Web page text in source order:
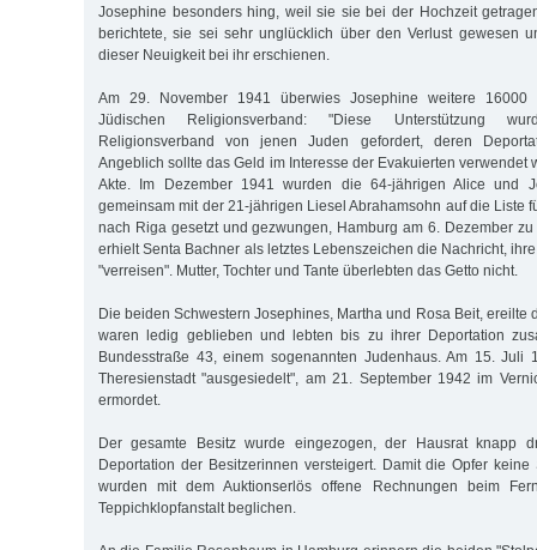
Josephine besonders hing, weil sie sie bei der Hochzeit
berichtete, sie sei sehr unglücklich über den Verlust gewesen
dieser Neuigkeit bei ihr erschienen.
Am 29. November 1941 überwies Josephine weitere
Jüdischen Re­li­gionsverband: "Diese Unterstützung
Religionsverband von jenen Juden gefordert, deren
Angeblich sollte das Geld im Interesse der Eva­kuierten verwendet
Akte. Im Dezember 1941 wurden die 64-jährigen Alice und
gemeinsam mit der 21-jährigen Liesel Abrahamsohn auf die Liste
nach Riga gesetzt und gezwungen, Hamburg am 6. Dezember
erhielt Senta Bachner als letztes Lebenszeichen die Nachricht,
"verreisen". Mutter, Tochter und Tante überlebten das Getto nicht.
Die beiden Schwestern Josephines, Martha und Rosa Beit, ereilte
waren ledig geblieben und lebten bis zu ihrer Deportation
Bundesstraße 43, einem sogenannten Judenhaus. Am 15. Juli
Theresienstadt "ausgesiedelt", am 21. September 1942 im
ermordet.
Der gesamte Besitz wurde eingezogen, der Hausrat knapp
Deportation der Besitzerinnen versteigert. Damit die Opfer
wurden mit dem Auktionserlös offene Rechnungen beim
Teppichklopfanstalt beglichen.